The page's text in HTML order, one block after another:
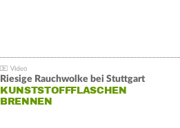
Riesige Rauchwolke bei Stuttgart
KUNSTSTOFFFLASCHEN
BRENNEN